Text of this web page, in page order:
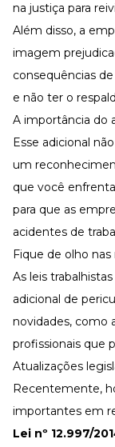
na justiça para
Além disso, a
imagem
consequências
e não ter o
A importância do
Esse adicional
um
que você
para que as
acidentes de
Fique de olho nas
As leis
adicional de
novidades, como
profissionais que
Atualizações
Recentemente,
importantes em
Lei nº 12.997/